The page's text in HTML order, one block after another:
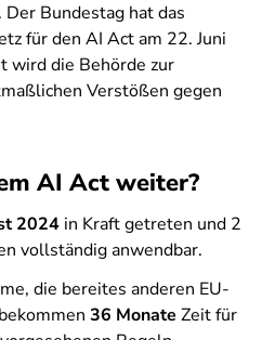
Bundestag hat das
für den AI Act am 22. Juni
wird die Behörde zur
Verstößen gegen
AI Act weiter?
2024 in Kraft getreten und 2
vollständig anwendbar.
die bereites anderen EU-
36 Monate Zeit für